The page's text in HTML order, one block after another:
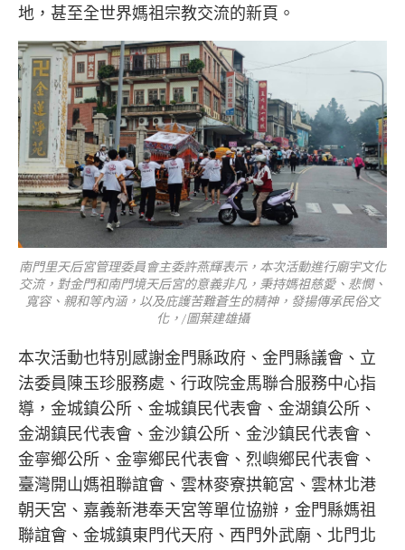
地，甚至全世界媽祖宗教交流的新頁。
南門里天后宮管理委員會主委許燕輝表示，本次活動進行廟宇文化
交流，對金門和南門境天后宮的意義非凡，秉持媽祖慈愛、悲憫、
寬容、親和等內涵，以及庇護苦難蒼生的精神，發揚傳承民俗文
化，/圖葉建雄攝
本次活動也特別感謝金門縣政府、金門縣議會、立
法委員陳玉珍服務處、行政院金馬聯合服務中心指
導，金城鎮公所、金城鎮民代表會、金湖鎮公所、
金湖鎮民代表會、金沙鎮公所、金沙鎮民代表會、
金寧鄉公所、金寧鄉民代表會、烈嶼鄉民代表會、
臺灣開山媽祖聯誼會、雲林麥寮拱範宮、雲林北港
朝天宮、嘉義新港奉天宮等單位協辦，金門縣媽祖
聯誼會、金城鎮東門代天府、西門外武廟、北門北